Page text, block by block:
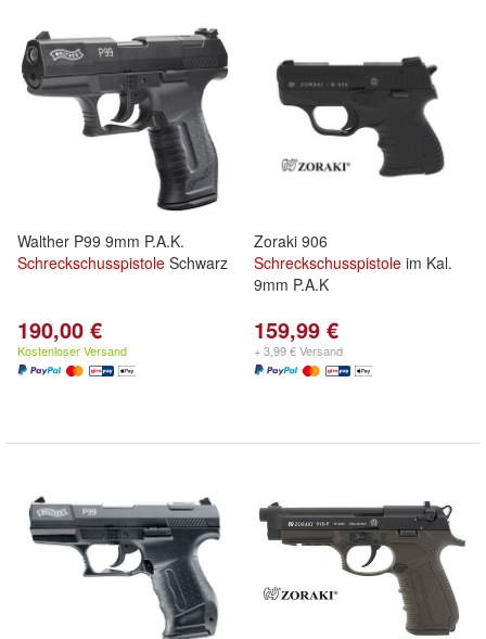
Walther P99 9mm P.A.K.
Schreckschusspistole Schwarz
190,00 €
Kostenloser Versand
Zoraki 906
Schreckschusspistole im Kal.
9mm P.A.K
159,99 €
+ 3,99 € Versand